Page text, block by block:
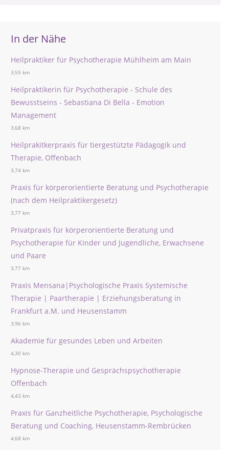
In der Nähe
Heilpraktiker für Psychotherapie Mühlheim am Main
3,55 km
Heilpraktikerin für Psychotherapie - Schule des
Bewusstseins - Sebastiana Di Bella - Emotion
Management
3,68 km
Heilprakitkerpraxis für tiergestützte Pädagogik und
Therapie, Offenbach
3,74 km
Praxis für körperorientierte Beratung und Psychotherapie
(nach dem Heilpraktikergesetz)
3,77 km
Privatpraxis für körperorientierte Beratung und
Psychotherapie für Kinder und Jugendliche, Erwachsene
und Paare
3,77 km
Praxis Mensana|Psychologische Praxis Systemische
Therapie | Paartherapie | Erziehungsberatung in
Frankfurt a.M. und Heusenstamm
3,96 km
Akademie für gesundes Leben und Arbeiten
4,30 km
Hypnose-Therapie und Gesprächspsychotherapie
Offenbach
4,43 km
Praxis für Ganzheitliche Psychotherapie, Psychologische
Beratung und Coaching, Heusenstamm-Rembrücken
4,68 km